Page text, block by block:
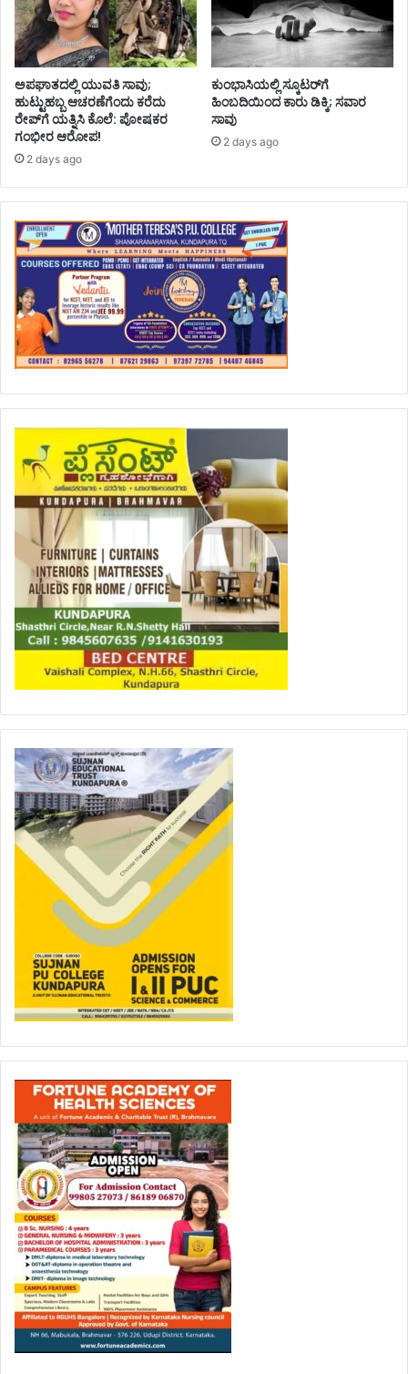
ಅಪಘಾತದಲ್ಲಿ ಯುವತಿ ಸಾವು;
ಹುಟ್ಟುಹಬ್ಬ ಆಚರಣೆಗೆಂದು ಕರೆದು
ರೇಪ್‌ಗೆ ಯತ್ನಿಸಿ ಕೊಲೆ: ಪೋಷಕರ
ಗಂಭೀರ ಆರೋಪ!
2 days ago
ಕುಂಭಾಸಿಯಲ್ಲಿ ಸ್ಕೂಟರ್‌ಗೆ
ಹಿಂಬದಿಯಿಂದ ಕಾರು ಡಿಕ್ಕಿ; ಸವಾರ
ಸಾವು
2 days ago